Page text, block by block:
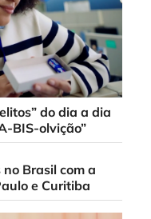
do dia a dia
BIS-olvição”
Brasil com a
e Curitiba